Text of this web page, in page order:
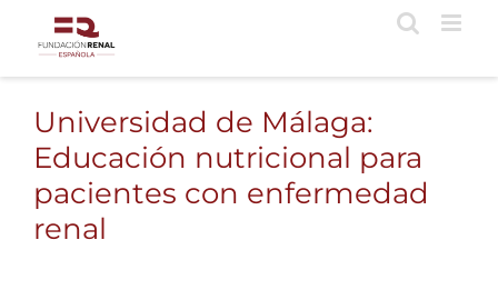
contenido
Universidad de Málaga:
Educación nutricional para
pacientes con enfermedad
renal